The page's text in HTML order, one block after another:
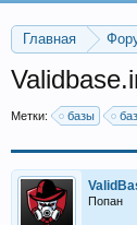
Главная
Метки: базы
Попан